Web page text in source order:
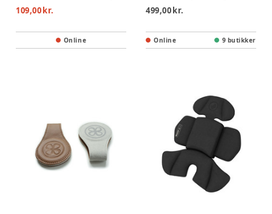
109,00 kr.
Online
499,00 kr.
Online 9 butikker